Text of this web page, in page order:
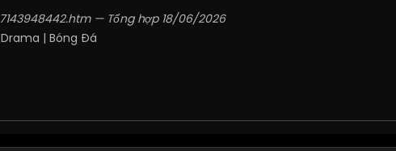
— Tổng hợp 18/06/2026
Drama | Bóng Đá